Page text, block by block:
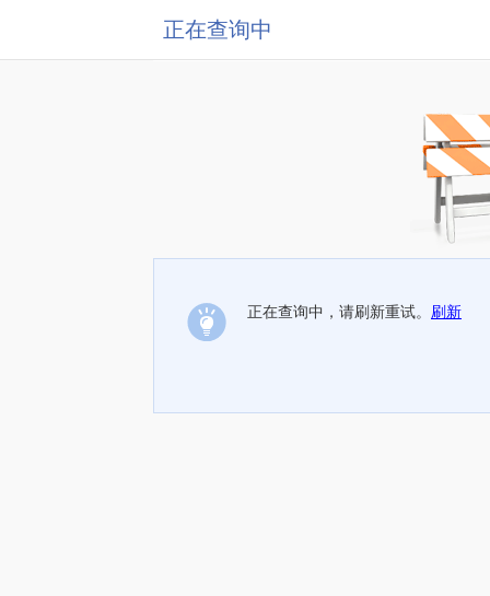
正在查询中
正在查询中，请刷新重试。 刷新